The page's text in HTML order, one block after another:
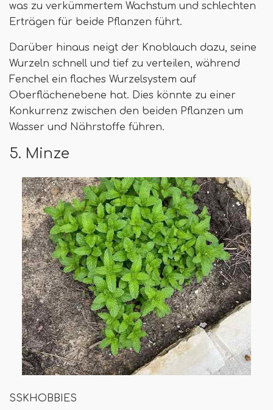
was zu verkümmertem Wachstum und schlechten
Erträgen für beide Pflanzen führt.
Darüber hinaus neigt der Knoblauch dazu, seine
Wurzeln schnell und tief zu verteilen, während
Fenchel ein flaches Wurzelsystem auf
Oberflächenebene hat. Dies könnte zu einer
Konkurrenz zwischen den beiden Pflanzen um
Wasser und Nährstoffe führen.
5. Minze
SSKHOBBIES